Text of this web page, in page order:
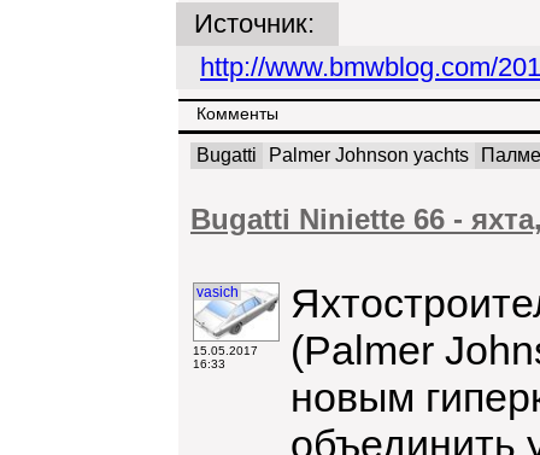
Источник:
http://www.bmwblog.com/
Комменты
Bugatti Palmer Johnson yachts
Bugatti Niniette 66 -
vasich
15.05.2017
16:33
(Palmer
новым
объединить